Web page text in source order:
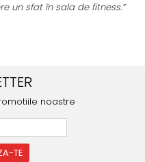
un sfat în sala de fitness.”
noastre